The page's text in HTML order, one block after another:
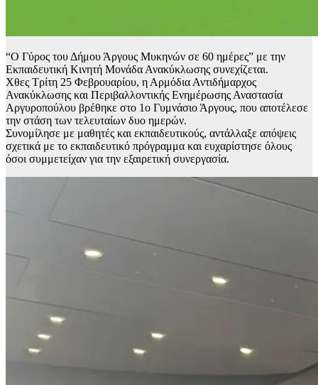
“Ο Γύρος του Δήμου Άργους Μυκηνών σε 60 ημέρες” με την
Εκπαιδευτική Κινητή Μονάδα Ανακύκλωσης συνεχίζεται.
Χθες Τρίτη 25 Φεβρουαρίου, η Αρμόδια Αντιδήμαρχος
Ανακύκλωσης και Περιβαλλοντικής Ενημέρωσης Αναστασία
Αργυροπούλου βρέθηκε στο 1ο Γυμνάσιο Άργους, που αποτέλεσε
την στάση των τελευταίων δυο ημερών.
Συνομίλησε με μαθητές και εκπαιδευτικούς, αντάλλαξε απόψεις
σχετικά με το εκπαιδευτικό πρόγραμμα και ευχαρίστησε όλους
όσοι συμμετείχαν για την εξαιρετική συνεργασία.